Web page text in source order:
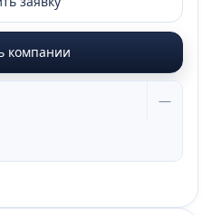
компании
—